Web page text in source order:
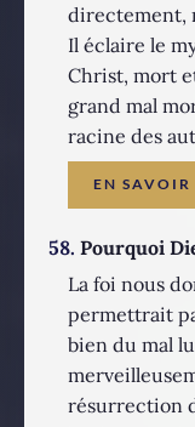
directement,
Il éclaire le
Christ, mort
grand mal
racine des
EN SAVOIR
58. Pourquoi
La foi nous
permettrait
bien du mal
résurrection